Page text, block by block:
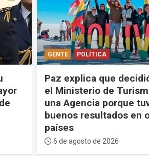
POLÍTICA
Paz anuncia que creará
Comisionado para la
Institucional y la
la lucha contra la
6 de agosto de 2026